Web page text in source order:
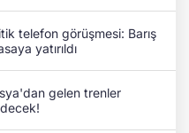
telefon görüşmesi: Barış
yatırıldı
gelen trenler